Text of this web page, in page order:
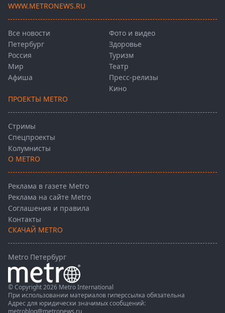
WWW.METRONEWS.RU
Все новости
Петербург
Россия
Мир
Афиша
Фото и видео
Здоровье
Туризм
Театр
Пресс-релизы
Кино
ПРОЕКТЫ METRO
Стримы
Спецпроекты
Колумнисты
О METRO
Реклама в газете Metro
Реклама на сайте Metro
Соглашения и правила
Контакты
СКАЧАЙ METRO
Metro Петербург
© Copyright 2026 Metro International
При использовании материалов гиперссылка обязательна
Адрес для юридически значимых сообщений:
metroblog@metronews.ru